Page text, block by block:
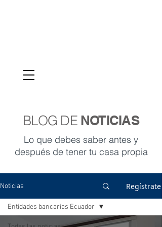
BLOG DE NOTICIAS
Lo que debes saber antes y
después de tener tu casa propia
Noticias Regístrate
Entidades bancarias Ecuador